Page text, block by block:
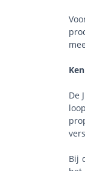
De
Bij